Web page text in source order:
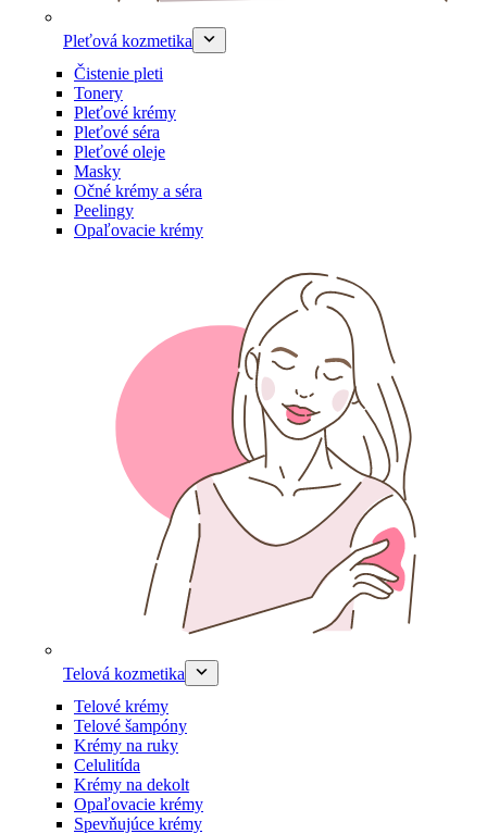
Pleťová kozmetika
Čistenie pleti
Tonery
Pleťové krémy
Pleťové séra
Pleťové oleje
Masky
Očné krémy a séra
Peelingy
Opaľovacie krémy
Telová kozmetika
Telové krémy
Telové šampóny
Krémy na ruky
Celulitída
Krémy na dekolt
Opaľovacie krémy
Spevňujúce krémy